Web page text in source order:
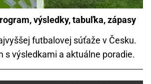
výsledky, tabuľka, zápasy
futbalovej súťaže v Česku.
s výsledkami a aktuálne poradie.